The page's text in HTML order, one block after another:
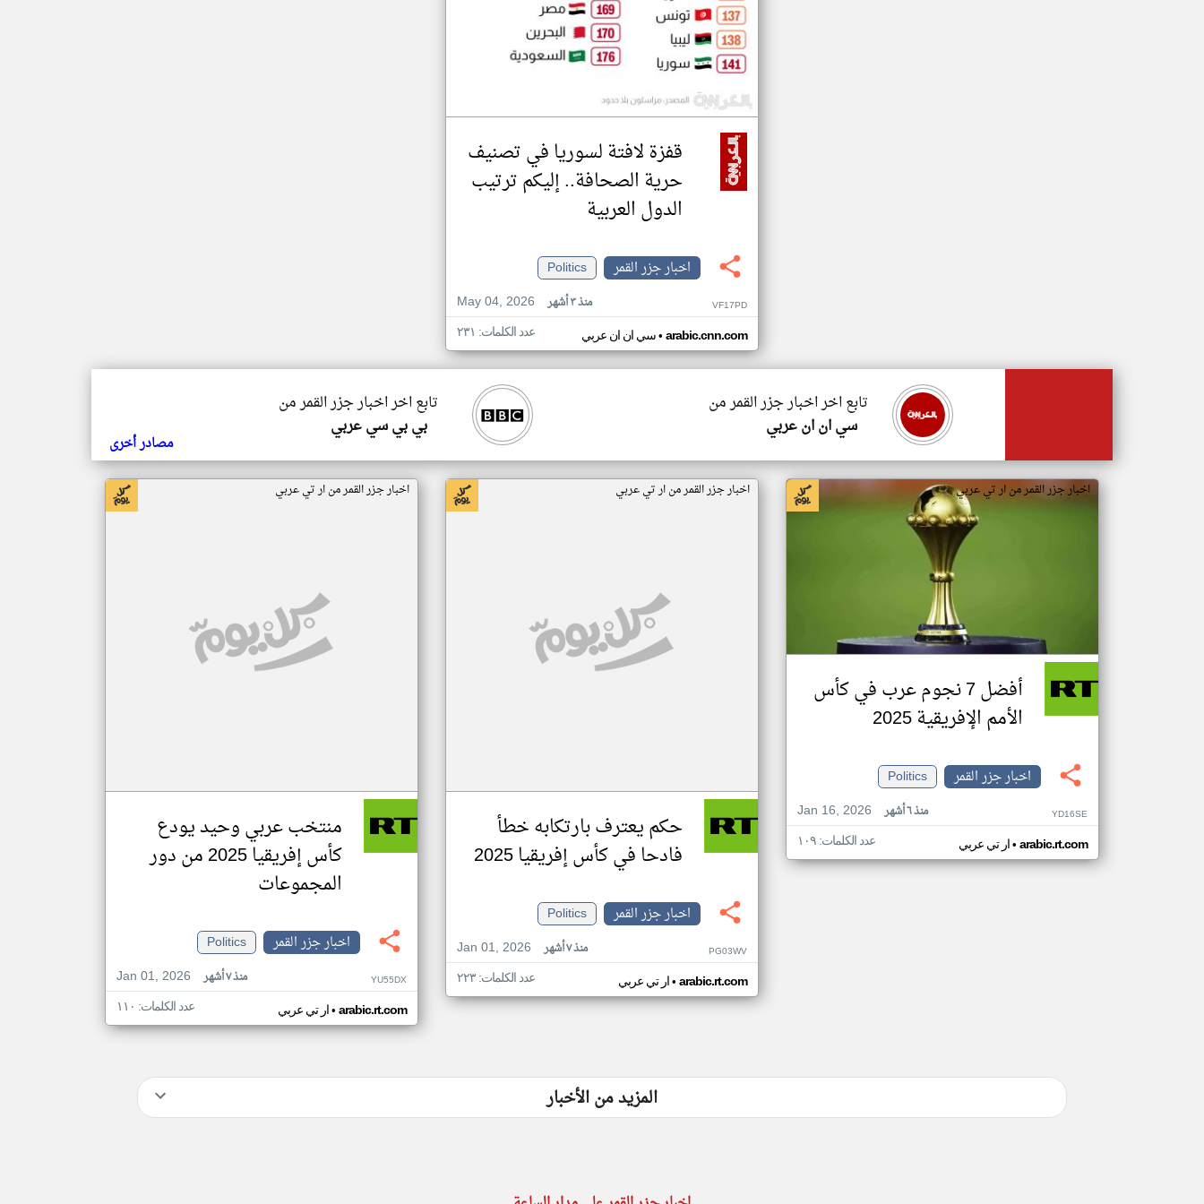
قفزة لافتة لسوريا في تصنيف
حرية الصحافة.. إليكم ترتيب
الدول العربية
اخبار جزر القمر
Politics
May 04, 2026
منذ ٣ أشهر VF17PD
سي ان ان عربي• arabic.cnn.com عدد الكلمات: ٢٣١
تابع اخر اخبار جزر القمر من
بي بي سي عربي
تابع اخر اخبار جزر القمر من
سي ان ان عربي
مصادر أخرى
اخبار جزر القمر من ار تي عربي
أفضل 7 نجوم عرب في كأس
الأمم الإفريقية 2025
اخبار جزر القمر
Politics
Jan 16, 2026
منذ ٦ أشهر YD16SE
ار تي عربي• arabic.rt.com عدد الكلمات: ١٠٩
اخبار جزر القمر من ار تي عربي
حكم يعترف بارتكابه خطأ
فادحا في كأس إفريقيا 2025
اخبار جزر القمر
Politics
Jan 01, 2026
منذ ٧ أشهر PG03WV
ار تي عربي• arabic.rt.com عدد الكلمات: ٢٢٣
اخبار جزر القمر من ار تي عربي
منتخب عربي وحيد يودع
كأس إفريقيا 2025 من دور
المجموعات
اخبار جزر القمر
Politics
Jan 01, 2026
منذ ٧ أشهر YU55DX
ار تي عربي• arabic.rt.com عدد الكلمات: ١١٠
المزيد من الأخبار